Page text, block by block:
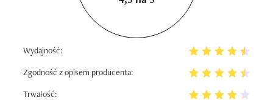
Wydajność:
Zgodność z opisem producenta:
Trwałość: